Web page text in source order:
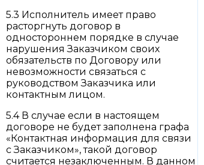
5.3 Исполнитель имеет право
расторгнуть договор в
одностороннем порядке в случае
нарушения Заказчиком своих
обязательств по Договору или
невозможности связаться с
руководством Заказчика или
контактным лицом.
5.4 В случае если в настоящем
договоре не будет заполнена графа
«Контактная информация для связи
с Заказчиком», такой договор
считается незаключенным. В данном